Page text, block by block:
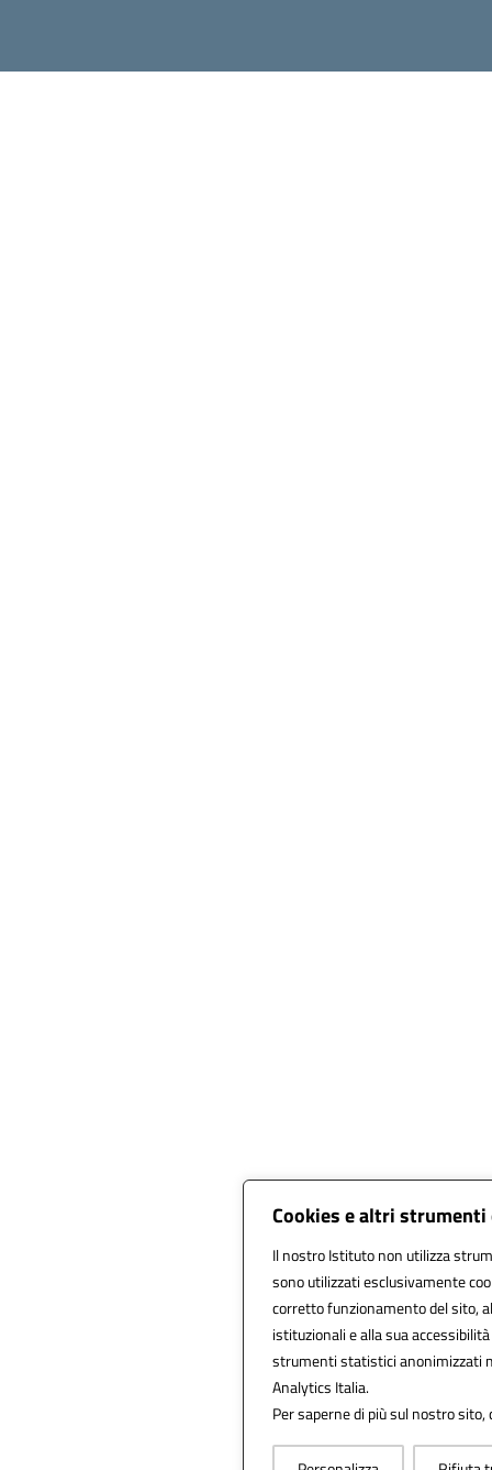
Cookies e altri
Il nostro Istituto non utilizza
sono utilizzati esclusivamente
corretto funzionamento del sito,
istituzionali e alla sua
strumenti statistici anonimizzati
Analytics Italia.
Per saperne di più sul nostro